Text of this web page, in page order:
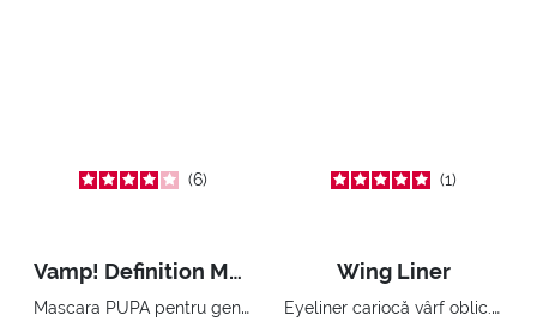
6
Vamp! Definition Mascara
Mascara PUPA pentru gene cu volum extraordinar, separate și definite.
1
Wing Liner
Eyeliner cariocă vârf oblic. Coadă perfectă.